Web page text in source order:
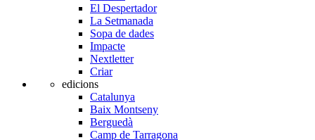
El Despertador
La Setmanada
Sopa de dades
Impacte
Nextletter
Criar
edicions
Catalunya
Baix Montseny
Berguedà
Camp de Tarragona